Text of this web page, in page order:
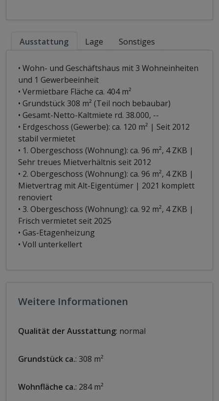
Ausstattung Lage Sonstiges
• Wohn- und Geschäftshaus mit 3 Wohneinheiten
und 1 Gewerbeeinheit
• Vermietbare Fläche ca. 404 m²
• Grundstück 308 m² (Teil noch bebaubar)
• Gesamt-Netto-Kaltmiete rd. 38.000, --
• Erdgeschoss (Gewerbe): ca. 120 m² | Seit 2012
stabil vermietet
• 1. Obergeschoss (Wohnung): ca. 96 m², 4 ZKB |
Sehr treues Mietverhältnis seit 2012
• 2. Obergeschoss (Wohnung): ca. 96 m², 4 ZKB |
Mietvertrag mit Alt-Eigentümer | 2021 komplett
renoviert
• 3. Obergeschoss (Wohnung): ca. 92 m², 4 ZKB |
Frisch vermietet seit 2025
• Gas-Etagenheizung
• Voll unterkellert
Weitere Informationen
Qualität der Ausstattung: normal
Grundstück ca.: 308 m²
Wohnfläche ca.: 284 m²